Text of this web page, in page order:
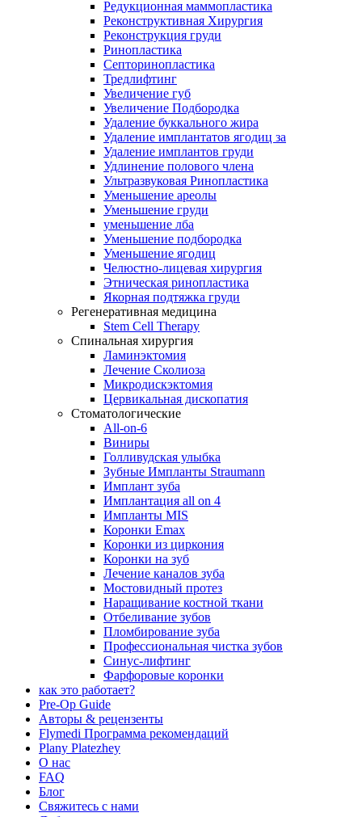
Редукционная маммопластика
Реконструктивная Хирургия
Реконструкция груди
Ринопластика
Септоринопластика
Тредлифтинг
Увеличение губ
Увеличение Подбородка
Удаление буккального жира
Удаление имплантатов ягодиц за
Удаление имплантов груди
Удлинение полового члена
Ультразвуковая Ринопластика
Уменьшение ареолы
Уменьшение груди
уменьшение лба
Уменьшение подбородка
Уменьшение ягодиц
Челюстно-лицевая хирургия
Этническая ринопластика
Якорная подтяжка груди
Регенеративная медицина
Stem Cell Therapy
Спинальная хирургия
Ламинэктомия
Лечение Сколиоза
Микродискэктомия
Цервикальная дископатия
Стоматологические
All-on-6
Виниры
Голливудская улыбка
Зубные Импланты Straumann
Имплант зуба
Имплантация all on 4
Импланты MIS
Коронки Emax
Коронки из циркония
Коронки на зуб
Лечение каналов зуба
Мостовидный протез
Наращивание костной ткани
Отбеливание зубов
Пломбирование зуба
Профессиональная чистка зубов
Синус-лифтинг
Фарфоровые коронки
как это работает?
Pre-Op Guide
Авторы & рецензенты
Flymedi Программа рекомендаций
Plany Platezhey
О нас
FAQ
Блог
Свяжитесь с нами